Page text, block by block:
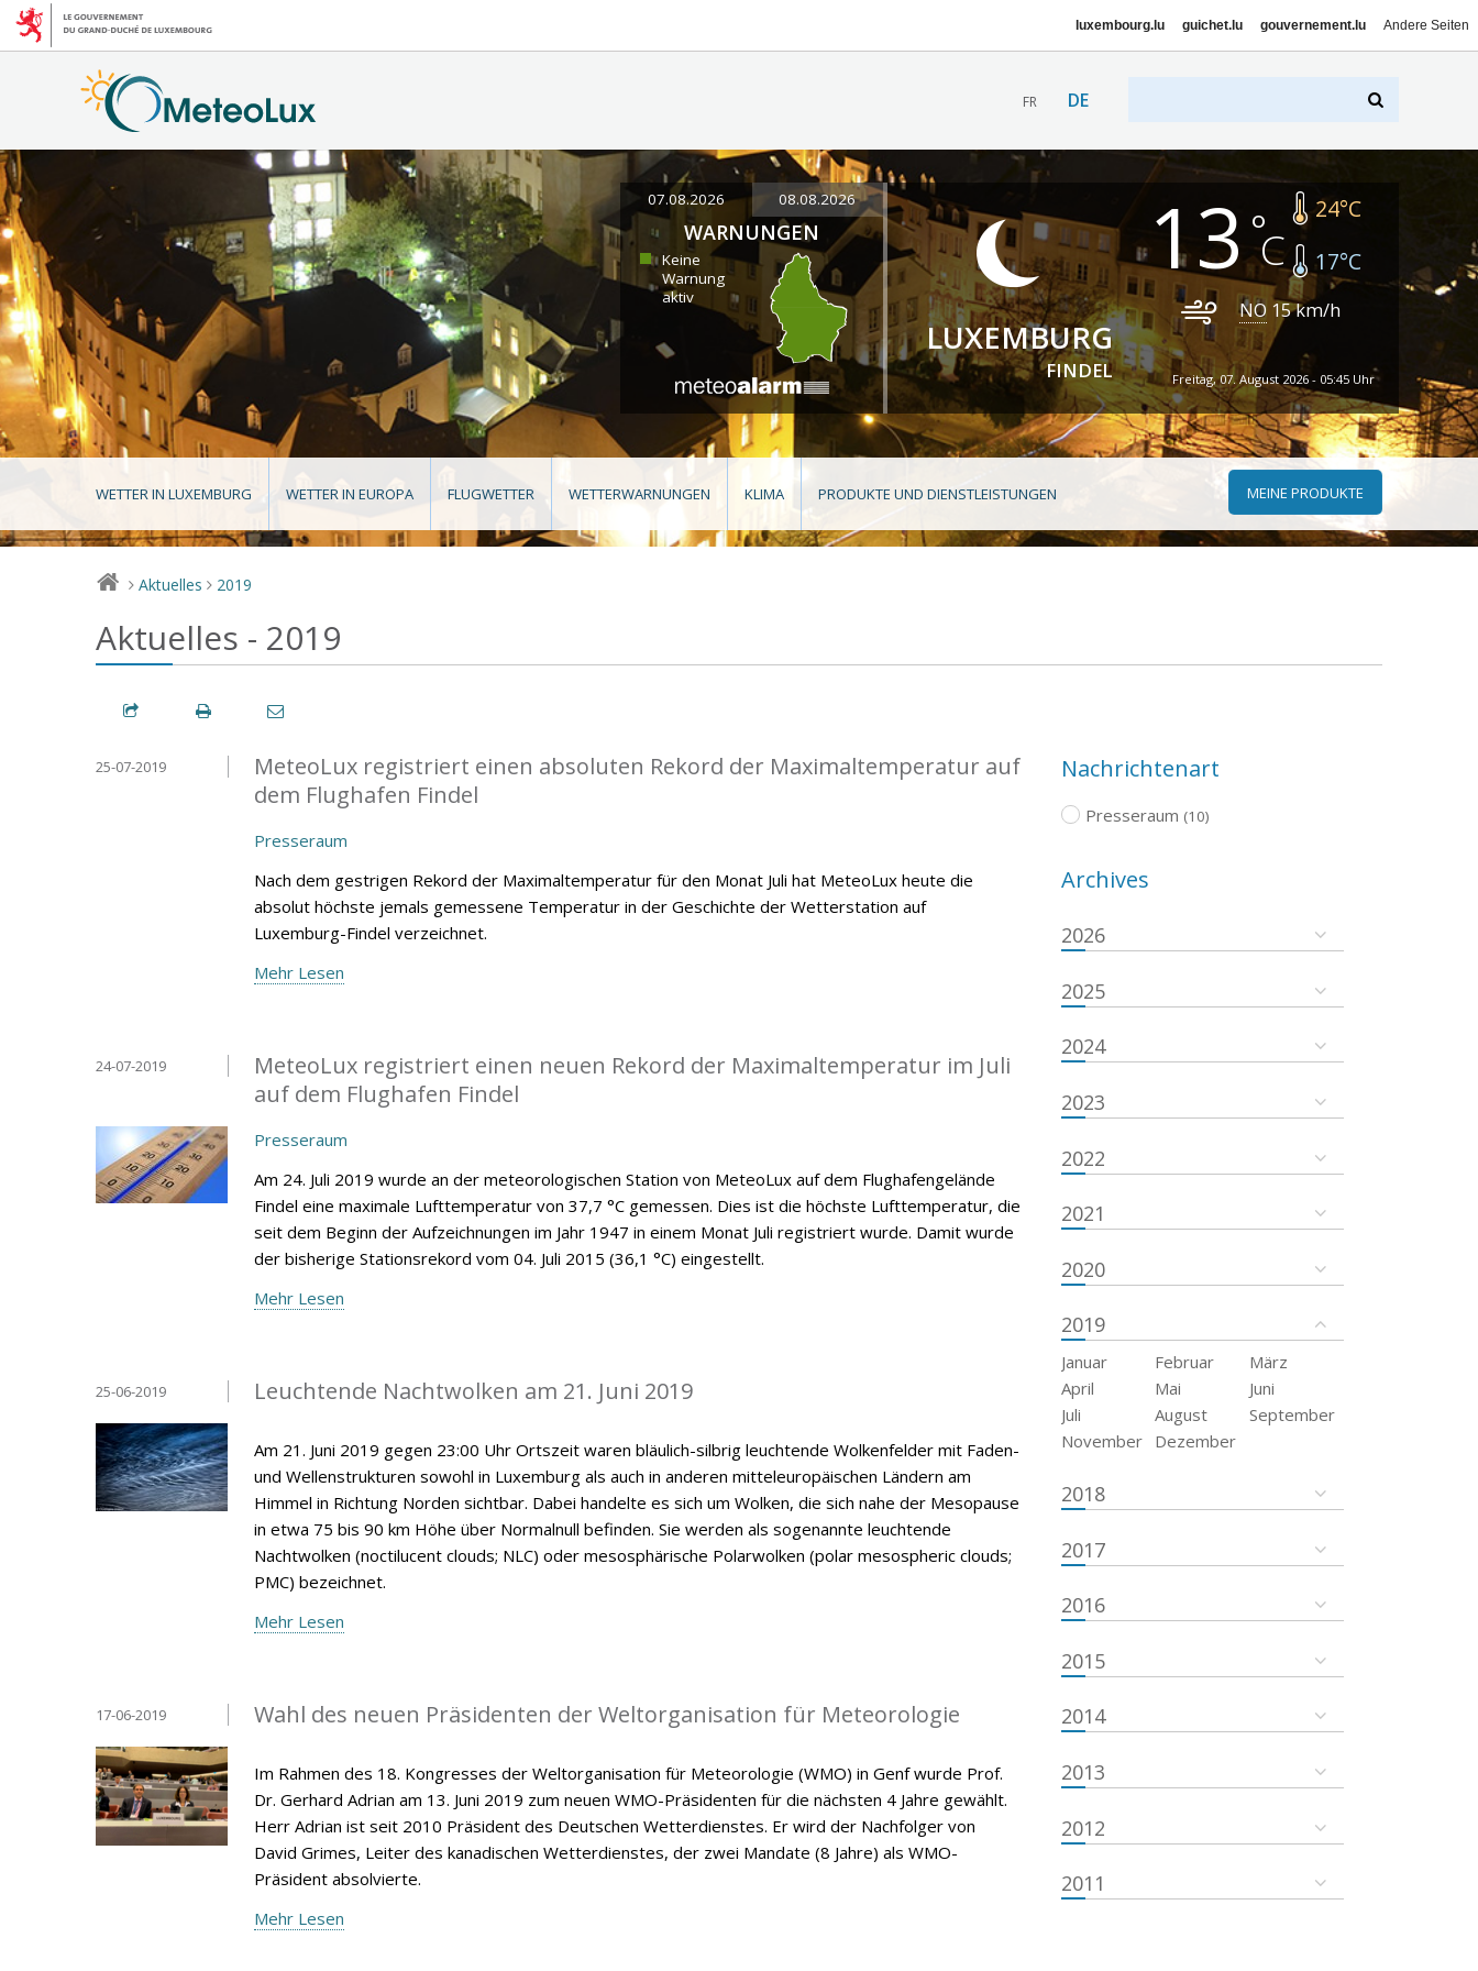
luxembourg.lu guichet.lu gouvernement.lu Andere Seiten
FR DE
07.08.2026 08.08.2026
WARNUNGEN
Keine
Warnung
aktiv
LUXEMBURG
FINDEL
13 24°C
17°C
NO 15km/h
Freitag, 07. August 2026 - 05:45 Uhr
WETTER IN LUXEMBURG WETTER IN EUROPA FLUGWETTER WETTERWARNUNGEN KLIMA PRODUKTE UND DIENSTLEISTUNGEN MEINE PRODUKTE
> Aktuelles > 2019
Aktuelles - 2019
MeteoLux registriert einen absoluten Rekord der Maximaltemperatur auf
dem Flughafen Findel
25-07-2019
Presseraum
Nach dem gestrigen Rekord der Maximaltemperatur für den Monat Juli hat MeteoLux heute die
absolut höchste jemals gemessene Temperatur in der Geschichte der Wetterstation auf
Luxemburg-Findel verzeichnet.
Mehr Lesen
MeteoLux registriert einen neuen Rekord der Maximaltemperatur im Juli
auf dem Flughafen Findel
24-07-2019
Presseraum
Am 24. Juli 2019 wurde an der meteorologischen Station von MeteoLux auf dem Flughafengelände
Findel eine maximale Lufttemperatur von 37,7 °C gemessen. Dies ist die höchste Lufttemperatur, die
seit dem Beginn der Aufzeichnungen im Jahr 1947 in einem Monat Juli registriert wurde. Damit wurde
der bisherige Stationsrekord vom 04. Juli 2015 (36,1 °C) eingestellt.
Mehr Lesen
Leuchtende Nachtwolken am 21. Juni 2019
25-06-2019
Am 21. Juni 2019 gegen 23:00 Uhr Ortszeit waren bläulich-silbrig leuchtende Wolkenfelder mit Faden-
und Wellenstrukturen sowohl in Luxemburg als auch in anderen mitteleuropäischen Ländern am
Himmel in Richtung Norden sichtbar. Dabei handelte es sich um Wolken, die sich nahe der Mesopause
in etwa 75 bis 90 km Höhe über Normalnull befinden. Sie werden als sogenannte leuchtende
Nachtwolken (noctilucent clouds; NLC) oder mesosphärische Polarwolken (polar mesospheric clouds;
PMC) bezeichnet.
Mehr Lesen
Wahl des neuen Präsidenten der Weltorganisation für Meteorologie
17-06-2019
Im Rahmen des 18. Kongresses der Weltorganisation für Meteorologie (WMO) in Genf wurde Prof.
Dr. Gerhard Adrian am 13. Juni 2019 zum neuen WMO-Präsidenten für die nächsten 4 Jahre gewählt.
Herr Adrian ist seit 2010 Präsident des Deutschen Wetterdienstes. Er wird der Nachfolger von
David Grimes, Leiter des kanadischen Wetterdienstes, der zwei Mandate (8 Jahre) als WMO-
Präsident absolvierte.
Mehr Lesen
Nachrichtenart
Presseraum (10)
Archives
2026
2025
2024
2023
2022
2021
2020
2019
Januar Februar
März
April
Mai
Juni
Juli
August
September
November
Dezember
2018
2017
2016
2015
2014
2013
2012
2011